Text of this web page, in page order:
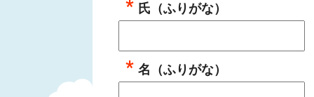
氏（ふりがな）
名（ふりがな）